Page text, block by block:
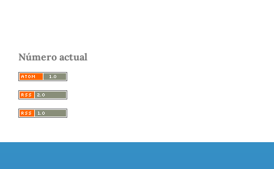
Número actual